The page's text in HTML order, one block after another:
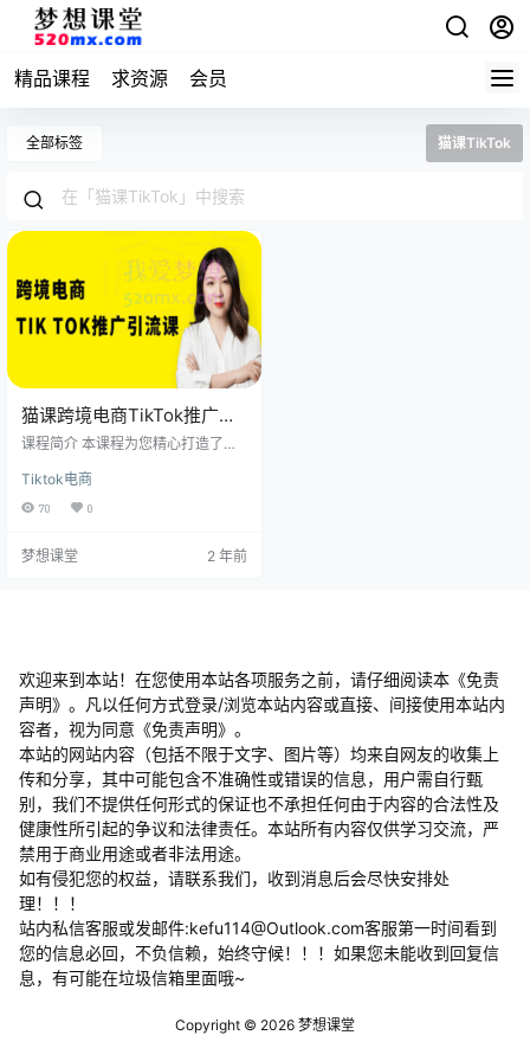
精品课程 求资源 会员
全部标签 猫课TikTok
猫课跨境电商TikTok推广引
流课
课程简介 本课程为您精心打造了全
系。课程涵盖三个板块：第一1部分t
iktok的基础使用，您将深入了解 Ti
机、安卓手机，还是电脑端安卓模
Tiktok电商
70 0
梦想课堂 2 年前
欢迎来到本站！在您使用本站各项服务之前，请仔细阅读本《免责
声明》。凡以任何方式登录/浏览本站内容或直接、间接使用本站内
容者，视为同意《免责声明》。
本站的网站内容（包括不限于文字、图片等）均来自网友的收集上
传和分享，其中可能包含不准确性或错误的信息，用户需自行甄
别，我们不提供任何形式的保证也不承担任何由于内容的合法性及
健康性所引起的争议和法律责任。本站所有内容仅供学习交流，严
禁用于商业用途或者非法用途。
​如有侵犯您的权益，请联系我们，收到消息后会尽快安排处
理！！！
站内私信客服或发邮件:kefu114@Outlook.com客服第一时间看到
您的信息必回，不负信赖，始终守候！！！如果您未能收到回复信
息，有可能在垃圾信箱里面哦~
Copyright © 2026 梦想课堂